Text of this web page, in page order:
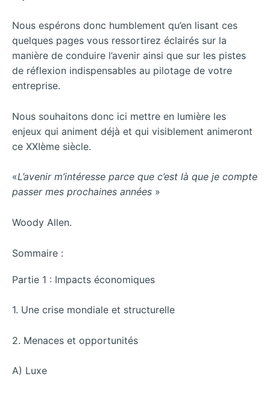
Nous espérons donc humblement qu’en lisant ces
quelques pages vous ressortirez éclairés sur la
manière de conduire l’avenir ainsi que sur les pistes
de réflexion indispensables au pilotage de votre
entreprise.
Nous souhaitons donc ici mettre en lumière les
enjeux qui animent déjà et qui visiblement animeront
ce XXIème siècle.
«L’avenir m’intéresse parce que c’est là que je compte
passer mes prochaines années »
Woody Allen.
Sommaire :
Partie 1 : Impacts économiques
1. Une crise mondiale et structurelle
2. Menaces et opportunités
A) Luxe